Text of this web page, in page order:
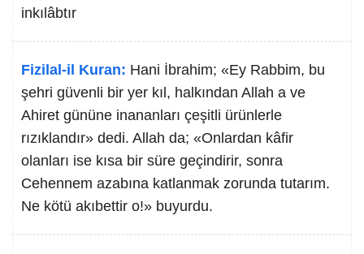
inkılâbtır
Fizilal-il Kuran: Hani İbrahim; «Ey Rabbim, bu
şehri güvenli bir yer kıl, halkından Allah a ve
Ahiret gününe inananları çeşitli ürünlerle
rızıklandır» dedi. Allah da; «Onlardan kâfir
olanları ise kısa bir süre geçindirir, sonra
Cehennem azabına katlanmak zorunda tutarım.
Ne kötü akıbettir o!» buyurdu.